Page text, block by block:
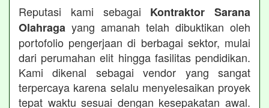
Reputasi kami sebagai Kontraktor Sarana
Olahraga yang amanah telah dibuktikan oleh
portofolio pengerjaan di berbagai sektor, mulai
dari perumahan elit hingga fasilitas pendidikan.
Kami dikenal sebagai vendor yang sangat
terpercaya karena selalu menyelesaikan proyek
tepat waktu sesuai dengan kesepakatan awal.